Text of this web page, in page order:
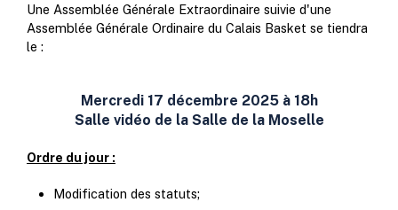
Une Assemblée Générale Extraordinaire suivie d'une
Assemblée Générale Ordinaire du Calais Basket se tiendra
le :
Mercredi 17 décembre 2025 à 18h
Salle vidéo de la Salle de la Moselle
Ordre du jour :
Modification des statuts;